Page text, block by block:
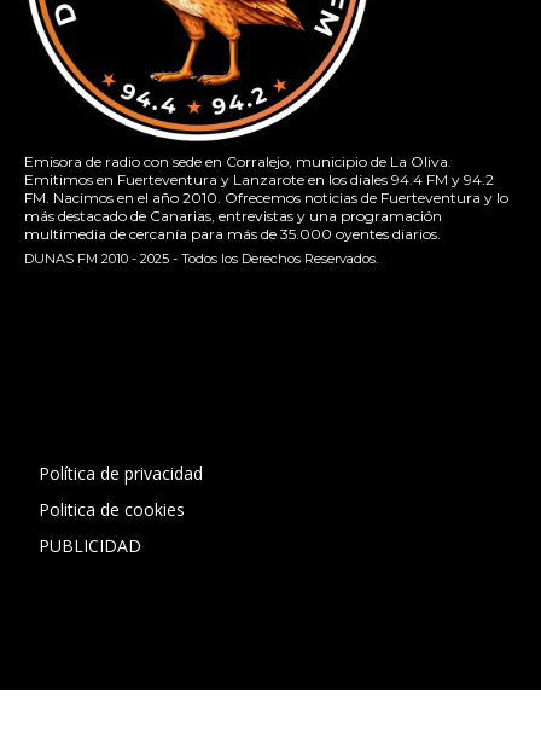
Emisora de radio con sede en Corralejo, municipio de La Oliva.
Emitimos en Fuerteventura y Lanzarote en los diales 94.4 FM y 94.2
FM. Nacimos en el año 2010. Ofrecemos noticias de Fuerteventura y lo
más destacado de Canarias, entrevistas y una programación
multimedia de cercanía para más de 35.000 oyentes diarios.
DUNAS FM 2010 - 2025 - Todos los Derechos Reservados.
Política de privacidad
Politica de cookies
PUBLICIDAD